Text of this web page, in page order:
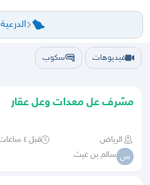
الدرعية
الرياض الدوادمي
فيديوهات سكوب
مشرف عل معدات وعل عقار
الرياض قبل ٤ ساعات
س سالم بن غيث